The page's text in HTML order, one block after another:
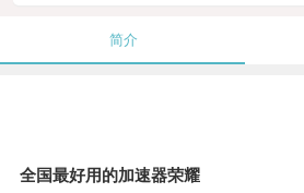
简介
全国最好用的加速器荣耀